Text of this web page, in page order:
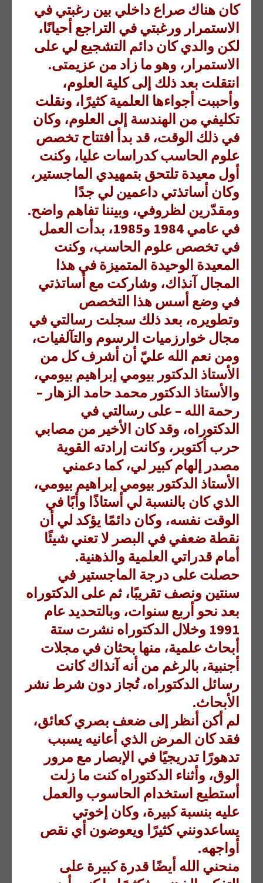
كان هناك صراع داخلي بين رغبتي في
الاستمرار ورغبتي في التراجع أحيانًا،
لكن والدي كان دائم التشجيع لي على
الاستمرار، وهو ما زاد من عزيمتى.
انتقلت بعد ذلك إلى كلية العلوم،
وأحببت أجواءها العلمية كثيرًا، ونقلت
تكليفي من الهندسة إلى العلوم، وكان
في ذلك الوقت، قد بدأ افتتاح تخصص
علوم الحاسب كدراسات عليا، وكنت
أول معيدة تلتحق بتمهيدي الماجستير،
وكان أساتذتي داعمين لي جدًا
ومقدّرين لظروفي، وبيننا تفاهم واضح.
في عامي 1984 و1985، بدأت العمل
في تخصص علوم الحاسب، وكنت
المعيدة الوحيدة المتميزة في هذا
المجال آنذاك، وشاركت مع أساتذتي
في وضع أسس هذا التخصص
وتطويره، بعد ذلك سجلت رسالتي في
مجال خوارزميات الرسوم والتآلفيات،
ومن نعم الله عليّ أن أشرف كل من
الأستاذ الدكتور بيومي إبراهيم بيومي،
والأستاذ الدكتور محمد حامد الزهار –
رحمة الله – على رسالتي في
الدكتوراه، وقد كان الأخير من مصابي
حرب أكتوبر، وكانت إرادته القوية
مصدر إلهام كبير لي، كما دعمني
الأستاذ الدكتور بيومي إبراهيم بيومي،
الذي كان بالنسبة لي أستاذًا وأبًا في
الوقت نفسه، وكان دائمًا يؤكد لي أن
نقطة ضعفي في البصر لا تعني شيئًا
أمام قدراتي العلمية والذهنية.
حصلت على درجة الماجستير في
سنتين ونصف تقريبًا، ثم على الدكتوراه
بعد نحو أربع سنوات، وبالتحديد عام
1991 وخلال الدكتوراه نشرت ستة
أبحاث علمية، منها بحثان في مجلات
أجنبية، بالرغم من أنه آنذاك كانت
رسائل الدكتوراه، تُجاز دون شرط نشر
الأبحاث.
لم أكن أنظر إلى ضعف بصري كعائق،
فقد كان المرض الذي أعانيه يسبب
تدهورًا تدريجيًا في الإبصار مع مرور
الوق، وأثناء الدكتوراه كنت ما زلت
أستطيع استخدام الحاسوب والعمل
عليه بنسبة كبيرة، وكان إخوتي
يساعدونني كثيرًا ويعوضون أي نقص
أواجهه.
منحني الله أيضًا قدرة كبيرة على